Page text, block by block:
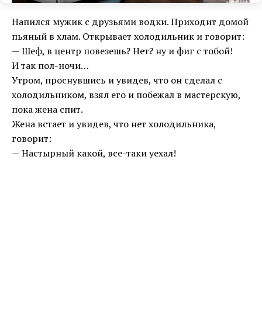
Напился мужик с друзьями водки. Приходит домой
пьяный в хлам. Открывает холодильник и говорит:
— Шеф, в центр повезешь? Нет? ну и фиг с тобой!
И так пол-ночи…
Утром, проснувшись и увидев, что он сделал с
холодильником, взял его и побежал в мастерскую,
пока жена спит.
Жена встает и увидев, что нет холодильника,
говорит:
— Настырный какой, все-таки уехал!